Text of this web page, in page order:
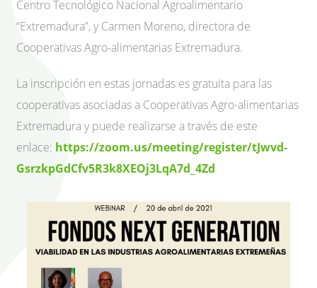
Centro Tecnológico Nacional Agroalimentario
“Extremadura”, y Carmen Moreno, directora de
Cooperativas Agro-alimentarias Extremadura.
La inscripción en estas jornadas es gratuita para las
cooperativas asociadas a Cooperativas Agro-alimentarias
Extremadura y puede realizarse a través de este
enlace: https://zoom.us/meeting/register/tJwvd-
GsrzkpGdCfv5R3k8XEOj3LqA7d_4Zd